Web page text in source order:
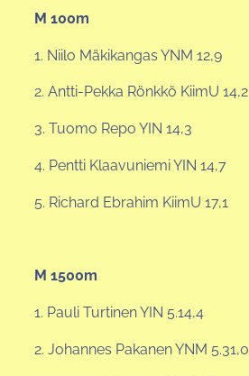
M 100m
1. Niilo Mäkikangas YNM 12,9
2. Antti-Pekka Rönkkö KiimU 14,2
3. Tuomo Repo YIN 14,3
4. Pentti Klaavuniemi YIN 14,7
5. Richard Ebrahim KiimU 17,1
M 1500m
1. Pauli Turtinen YIN 5.14,4
2. Johannes Pakanen YNM 5.31,0